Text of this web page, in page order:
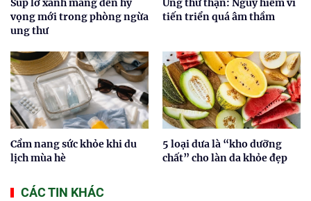
vọng mới trong phòng ngừa
ung thư
tiến triển quá âm thầm
Cẩm nang sức khỏe khi du
lịch mùa hè
5 loại dưa là “kho dưỡng
chất” cho làn da khỏe đẹp
CÁC TIN KHÁC